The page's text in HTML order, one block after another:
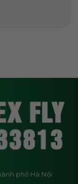
phố Hà Nội